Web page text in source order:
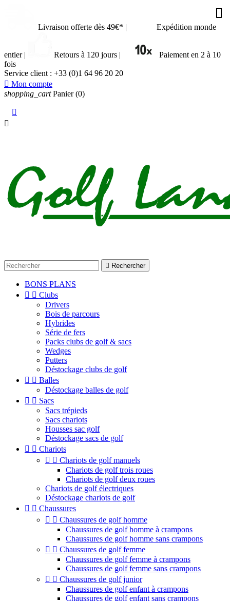
Livraison offerte dès 49€* | Expédition monde
entier | Retours à 120 jours |
Paiement en 2 à 10
fois
Service client : +33 (0)1 64 96 20 20
 Mon compte
shopping_cart Panier (0)


 Rechercher
BONS PLANS
  Clubs
Drivers
Bois de parcours
Hybrides
Série de fers
Packs clubs de golf & sacs
Wedges
Putters
Déstockage clubs de golf
  Balles
Déstockage balles de golf
  Sacs
Sacs trépieds
Sacs chariots
Housses sac golf
Déstockage sacs de golf
  Chariots
  Chariots de golf manuels
Chariots de golf trois roues
Chariots de golf deux roues
Chariots de golf électriques
Déstockage chariots de golf
  Chaussures
  Chaussures de golf homme
Chaussures de golf homme à crampons
Chaussures de golf homme sans crampons
  Chaussures de golf femme
Chaussures de golf femme à crampons
Chaussures de golf femme sans crampons
  Chaussures de golf junior
Chaussures de golf enfant à crampons
Chaussures de golf enfant sans crampons







































